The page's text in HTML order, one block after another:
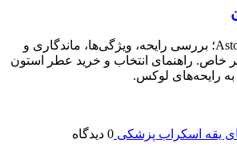
معرفی عطر استون Aston؛ بررسی رایحه، ویژگی‌ها، ماندگاری و
خاص. راهنمای انتخاب و خرید عطر استون
به رایحه‌های لوکس.
0 دیدگاه